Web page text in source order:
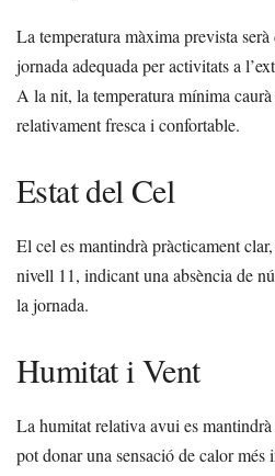
La temperatura màxima prevista serà
jornada adequada per activitats a
A la nit, la temperatura mínima caurà
relativament fresca i confortable.
Estat del Cel
El cel es mantindrà pràcticament
nivell 11, indicant una absència de
la jornada.
Humitat i Vent
La humitat relativa avui es
pot donar una sensació de calor més